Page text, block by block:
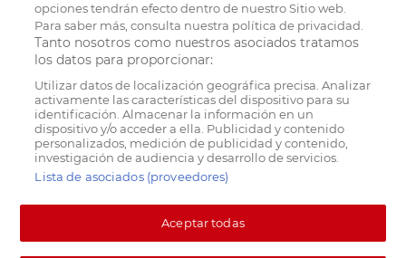
opciones tendrán efecto dentro de nuestro Sitio web.
Para saber más, consulta nuestra política de privacidad.
Tanto nosotros como nuestros asociados tratamos
los datos para proporcionar:
Utilizar datos de localización geográfica precisa. Analizar
activamente las características del dispositivo para su
identificación. Almacenar la información en un
dispositivo y/o acceder a ella. Publicidad y contenido
personalizados, medición de publicidad y contenido,
investigación de audiencia y desarrollo de servicios.
Lista de asociados (proveedores)
Aceptar todas